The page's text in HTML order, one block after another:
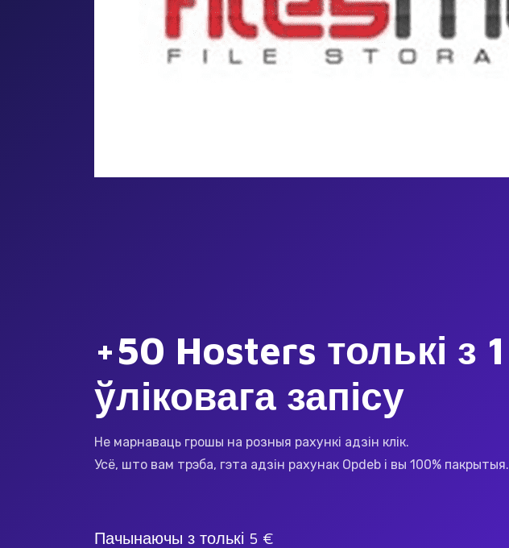
+50 Hosters толькі з 1
ўліковага запісу
Не марнаваць грошы на розныя рахункі адзін клік.
Усё, што вам трэба, гэта адзін рахунак Opdeb і вы 100% пакрытыя.
Пачынаючы з толькі 5 €